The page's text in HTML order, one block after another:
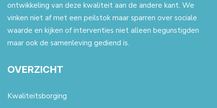
ontwikkeling van deze kwaliteit aan de andere kant. We
vinken niet af met een peilstok maar sparren over sociale
waarde en kijken of interventies niet alleen begunstigden
maar ook de samenleving gediend is.
OVERZICHT
Kwaliteitsborging